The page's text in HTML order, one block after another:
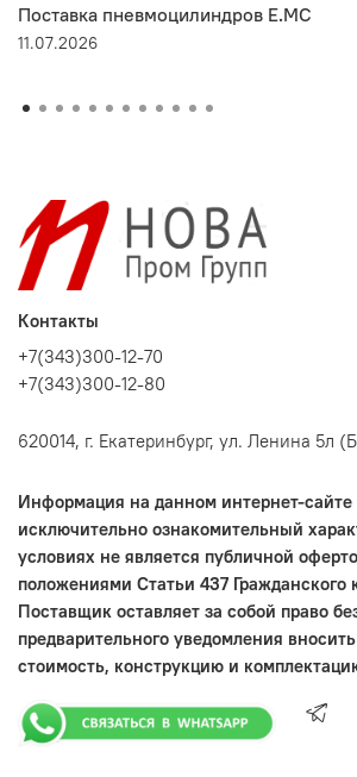
Поставка пневмоцилиндров E.MC
11.07.2026
Контакты
+7(343)300-12-70
+7(343)300-12-80
620014, г. Екатеринбург, ул. Ленина 5л
Информация на данном интернет-сайте
исключительно ознакомительный
условиях не является публичной
положениями Статьи 437 Гражданского
Поставщик оставляет за собой право
предварительного уведомления
стоимость, конструкцию и